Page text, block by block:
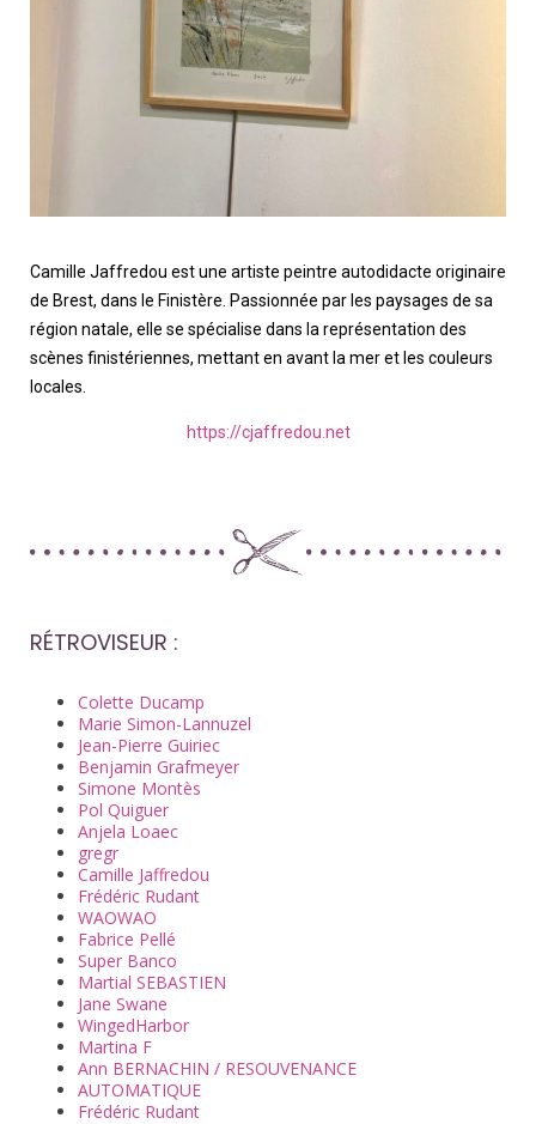
Camille Jaffredou est une artiste peintre autodidacte originaire
de Brest, dans le Finistère. Passionnée par les paysages de sa
région natale, elle se spécialise dans la représentation des
scènes finistériennes, mettant en avant la mer et les couleurs
locales.
https://cjaffredou.net
RÉTROVISEUR :
Colette Ducamp
Marie Simon-Lannuzel
Jean-Pierre Guiriec
Benjamin Grafmeyer
Simone Montès
Pol Quiguer
Anjela Loaec​
gregr
Camille Jaffredou
Frédéric Rudant
WAOWAO
Fabrice Pellé
Super Banco
Martial SEBASTIEN
Jane Swane
WingedHarbor
Martina F
Ann BERNACHIN / RESOUVENANCE
AUTOMATIQUE
Frédéric Rudant